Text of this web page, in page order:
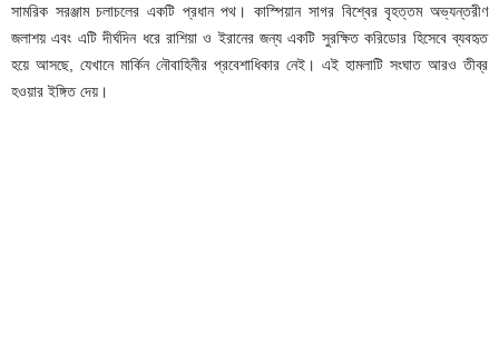
সামরিক সরঞ্জাম চলাচলের একটি প্রধান পথ। কাস্পিয়ান সাগর বিশ্বের বৃহত্তম অভ্যন্তরীণ
জলাশয় এবং এটি দীর্ঘদিন ধরে রাশিয়া ও ইরানের জন্য একটি সুরক্ষিত করিডোর হিসেবে ব্যবহৃত
হয়ে আসছে, যেখানে মার্কিন নৌবাহিনীর প্রবেশাধিকার নেই। এই হামলাটি সংঘাত আরও তীব্র
হওয়ার ইঙ্গিত দেয়।